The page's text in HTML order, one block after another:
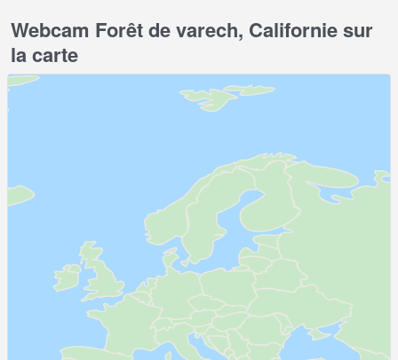
Webcam Forêt de varech, Californie sur
la carte